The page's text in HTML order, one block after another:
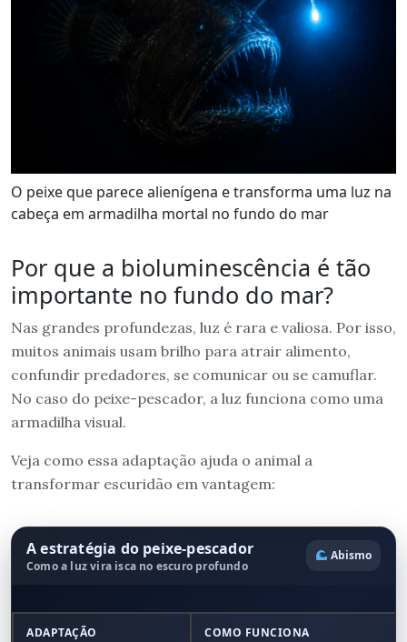
O peixe que parece alienígena e transforma uma luz na
cabeça em armadilha mortal no fundo do mar
Por que a bioluminescência é tão
importante no fundo do mar?
Nas grandes profundezas, luz é rara e valiosa. Por isso,
muitos animais usam brilho para atrair alimento,
confundir predadores, se comunicar ou se camuflar.
No caso do peixe-pescador, a luz funciona como uma
armadilha visual.
Veja como essa adaptação ajuda o animal a
transformar escuridão em vantagem:
A estratégia do peixe-pescador
Como a luz vira isca no escuro profundo
Abismo
ADAPTAÇÃO COMO FUNCIONA